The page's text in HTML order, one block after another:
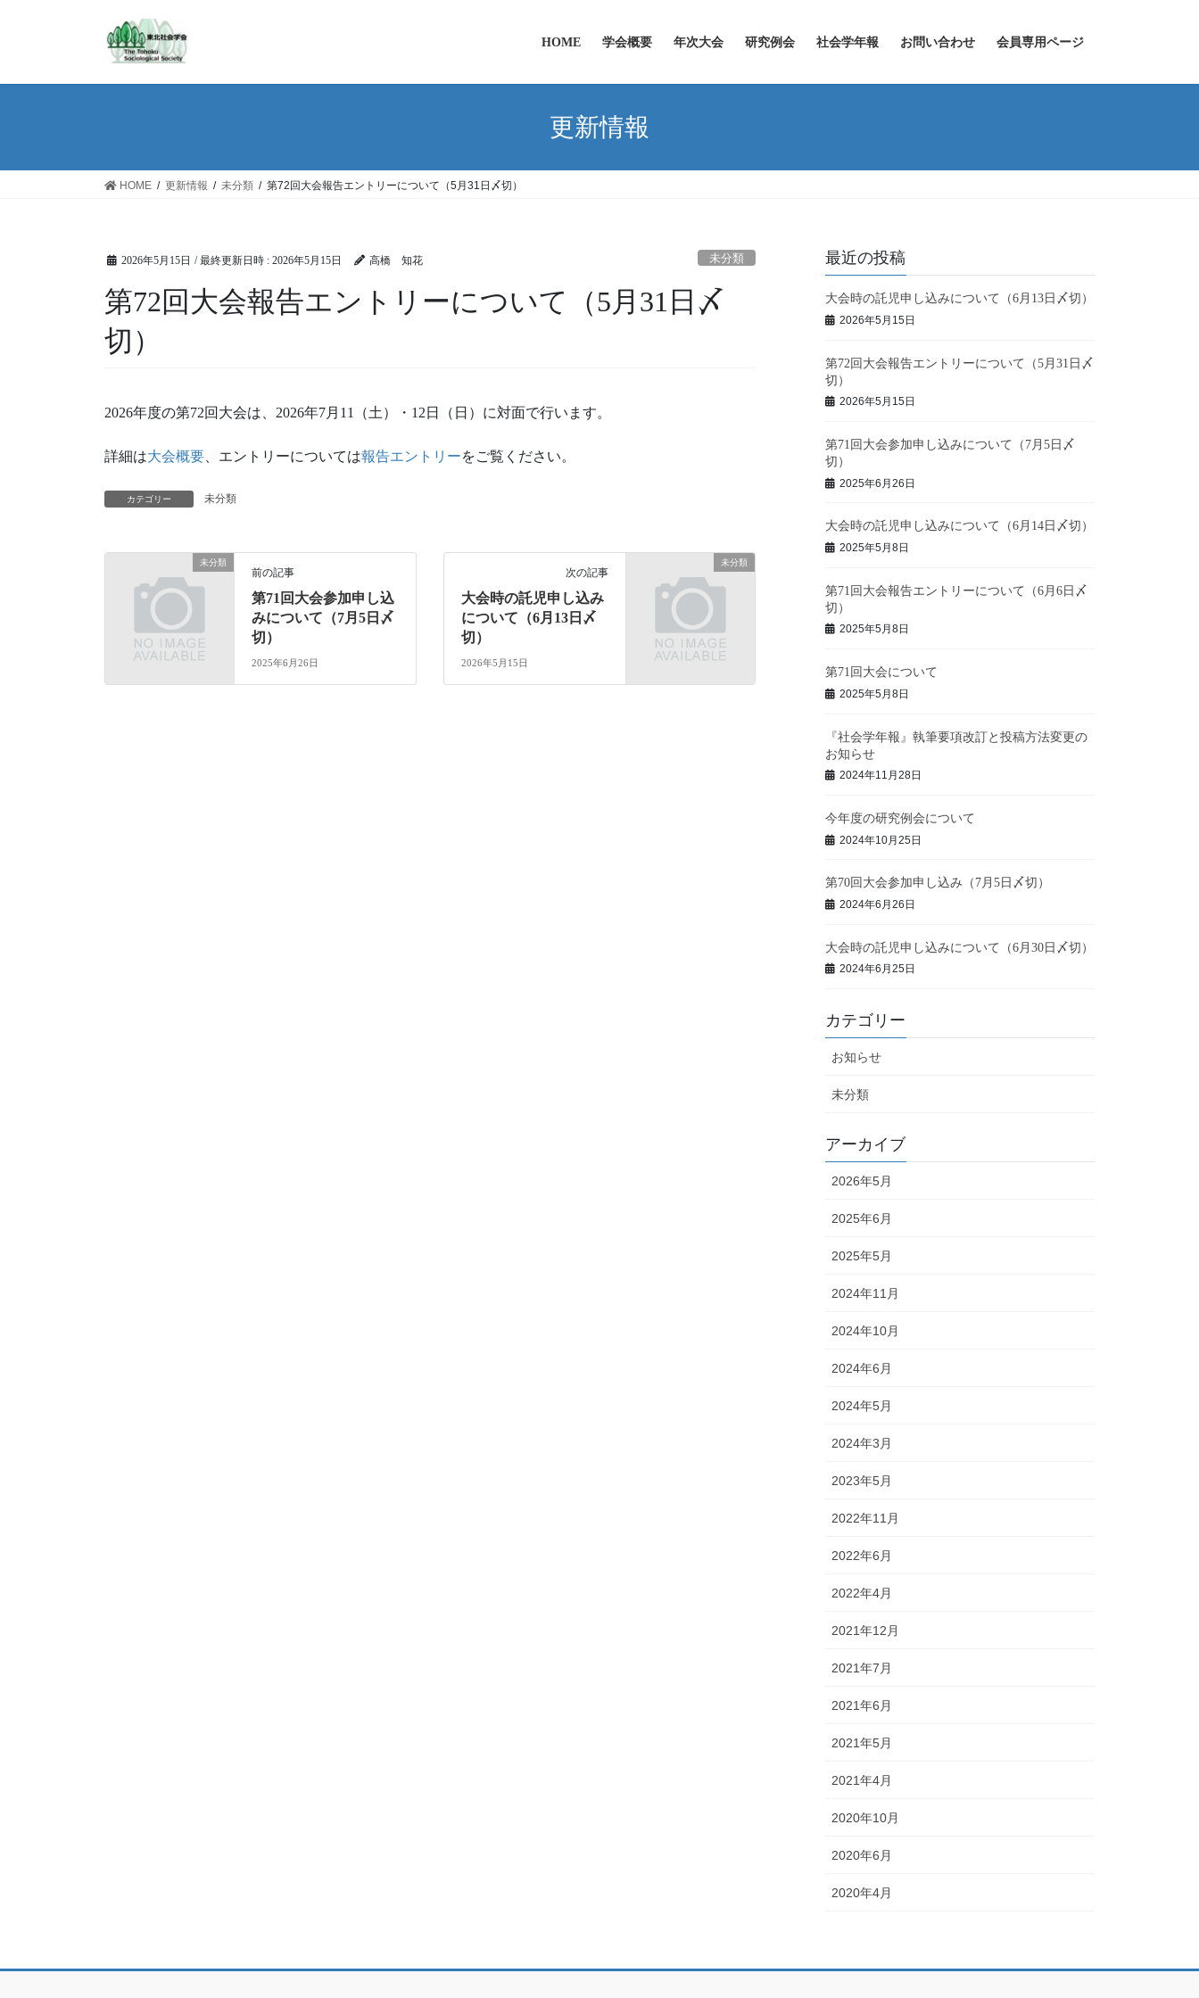
HOME 学会概要 年次大会 研究例会 社会学年報 お問い合わせ 会員専用ページ
更新情報
HOME 更新情報 未分類 第72回大会報告エントリーについて（5月31日〆切）
2026年5月15日 / 最終更新日時 : 2026年5月15日 高橋 知花 未分類
第72回大会報告エントリーについて（5月31日〆
切）
2026年度の第72回大会は、2026年7月11（土）・12日（日）に対面で行います。
詳細は大会概要 、エントリーについては報告エントリーをご覧ください。
カテゴリー 未分類
未分類
前の記事
第71回大会参加申し込
みについて（7月5日〆
切）
2025年6月26日
未分類
次の記事
大会時の託児申し込み
について（6月13日〆
切）
2026年5月15日
最近の投稿
大会時の託児申し込みについて（6月13日〆切）
2026年5月15日
第72回大会報告エントリーについて（5月31日〆
切）
2026年5月15日
第71回大会参加申し込みについて（7月5日〆
切）
2025年6月26日
大会時の託児申し込みについて（6月14日〆切）
2025年5月8日
第71回大会報告エントリーについて（6月6日〆
切）
2025年5月8日
第71回大会について
2025年5月8日
『社会学年報』執筆要項改訂と投稿方法変更の
お知らせ
2024年11月28日
今年度の研究例会について
2024年10月25日
第70回大会参加申し込み（7月5日〆切）
2024年6月26日
大会時の託児申し込みについて（6月30日〆切）
2024年6月25日
カテゴリー
お知らせ
未分類
アーカイブ
2026年5月
2025年6月
2025年5月
2024年11月
2024年10月
2024年6月
2024年5月
2024年3月
2023年5月
2022年11月
2022年6月
2022年4月
2021年12月
2021年7月
2021年6月
2021年5月
2021年4月
2020年10月
2020年6月
2020年4月